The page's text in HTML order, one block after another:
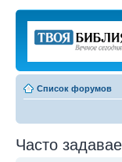
Список форумов
Часто